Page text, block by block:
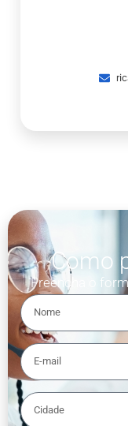
Como
Preencha o